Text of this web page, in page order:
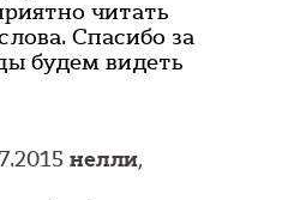
читать
Спасибо за
будем видеть
нелли,